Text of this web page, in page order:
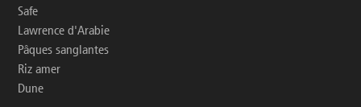
Safe
Lawrence d'Arabie
Pâques sanglantes
Riz amer
Dune